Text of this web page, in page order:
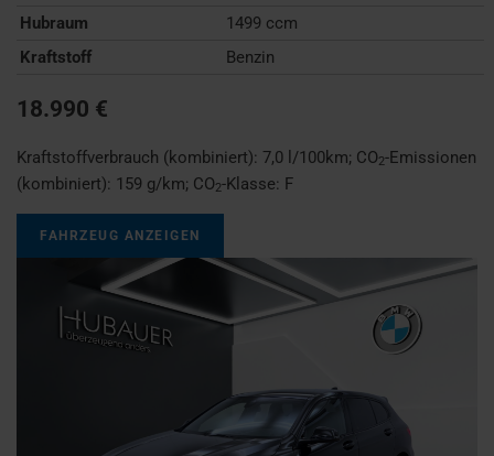
Hubraum
1499 ccm
Kraftstoff
Benzin
18.990 €
Kraftstoffverbrauch (kombiniert): 7,0 l/100km; CO2-Emissionen
(kombiniert): 159 g/km; CO2-Klasse: F
FAHRZEUG ANZEIGEN